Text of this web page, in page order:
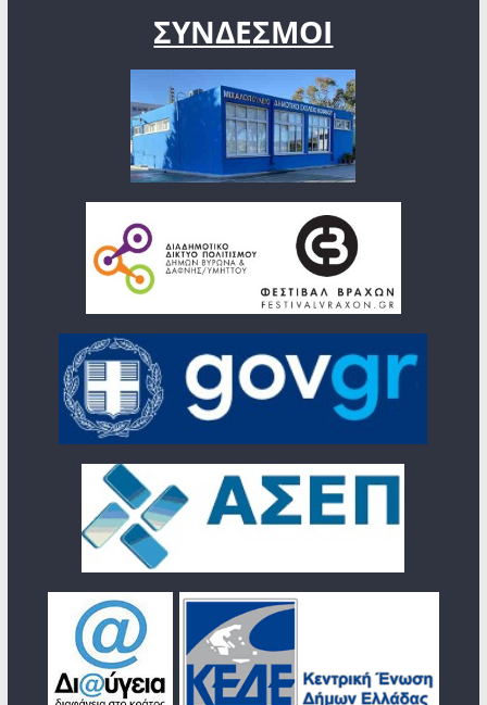
ΣΥΝΔΕΣΜΟΙ